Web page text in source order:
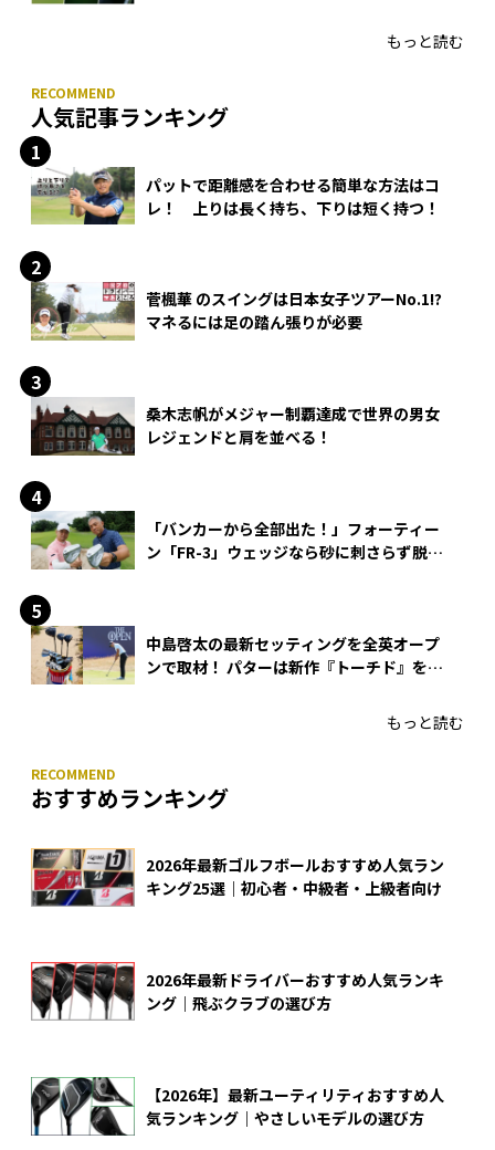
もっと読む
人気記事ランキング
パットで距離感を合わせる簡単な方法はコ
レ！ 上りは長く持ち、下りは短く持つ！
菅楓華 のスイングは日本女子ツアーNo.1!?
マネるには足の踏ん張りが必要
桑木志帆がメジャー制覇達成で世界の男女
レジェンドと肩を並べる！
「バンカーから全部出た！」フォーティー
ン「FR-3」ウェッジなら砂に刺さらず脱出
中島啓太の最新セッティングを全英オープ
ンで取材！ パターは新作『トーチド』を投
もっと読む
おすすめランキング
2026年最新ゴルフボールおすすめ人気ラン
キング25選｜初心者・中級者・上級者向け
2026年最新ドライバーおすすめ人気ランキ
ング｜飛ぶクラブの選び方
【2026年】最新ユーティリティおすすめ人
気ランキング｜やさしいモデルの選び方